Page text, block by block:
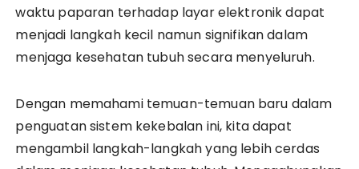
waktu paparan terhadap layar elektronik dapat
menjadi langkah kecil namun signifikan dalam
menjaga kesehatan tubuh secara menyeluruh.
Dengan memahami temuan-temuan baru dalam
penguatan sistem kekebalan ini, kita dapat
mengambil langkah-langkah yang lebih cerdas